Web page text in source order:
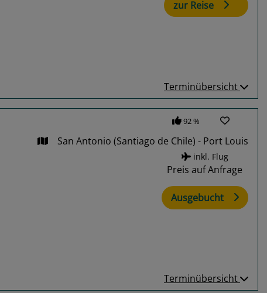
zur Reise
Terminübersicht
92 %
San Antonio (Santiago de Chile) - Port Louis
inkl. Flug
Preis auf Anfrage
Ausgebucht
Terminübersicht